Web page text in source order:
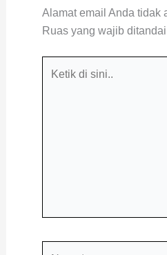
Alamat email Anda tidak
Ruas yang wajib ditandai